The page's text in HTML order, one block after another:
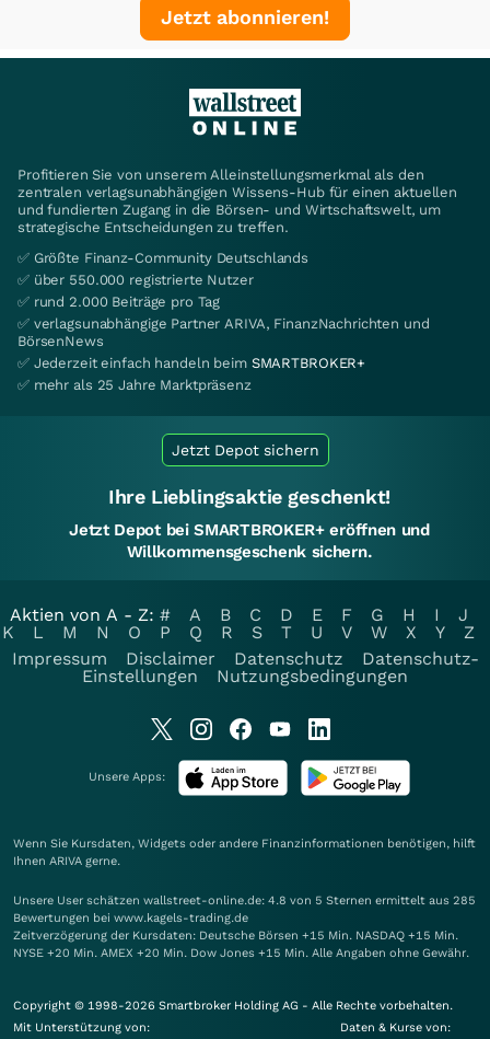
Jetzt abonnieren!
Profitieren Sie von unserem Alleinstellungsmerkmal als den
zentralen verlagsunabhängigen Wissens-Hub für einen aktuellen
und fundierten Zugang in die Börsen- und Wirtschaftswelt, um
strategische Entscheidungen zu treffen.
✅ Größte Finanz-Community Deutschlands
✅ über 550.000 registrierte Nutzer
✅ rund 2.000 Beiträge pro Tag
✅ verlagsunabhängige Partner ARIVA, FinanzNachrichten und
BörsenNews
✅ Jederzeit einfach handeln beim SMARTBROKER+
✅ mehr als 25 Jahre Marktpräsenz
Jetzt Depot sichern
Ihre Lieblingsaktie geschenkt!
Jetzt Depot bei SMARTBROKER+ eröffnen und
Willkommensgeschenk sichern.
Aktien von A - Z: # A B C D E F G H I
J
K
L M N O P Q R S T U V W X Y
Z
Impressum
Disclaimer Datenschutz
Datenschutz-
Einstellungen
Nutzungsbedingungen
Unsere Apps:
Wenn Sie Kursdaten, Widgets oder andere Finanzinformationen benötigen, hilft
Ihnen ARIVA gerne.
Unsere User schätzen wallstreet-online.de: 4.8 von 5 Sternen ermittelt aus 285
Bewertungen bei www.kagels-trading.de
Zeitverzögerung der Kursdaten: Deutsche Börsen +15 Min. NASDAQ +15 Min.
NYSE +20 Min. AMEX +20 Min. Dow Jones +15 Min. Alle Angaben ohne Gewähr.
Copyright © 1998-2026 Smartbroker Holding AG - Alle Rechte vorbehalten.
Mit Unterstützung von:
Daten & Kurse von: